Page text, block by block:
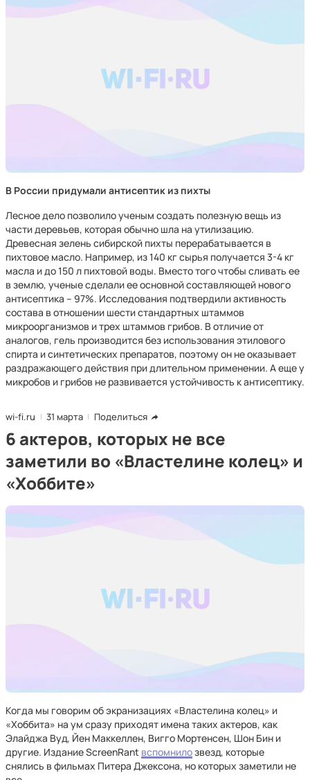
В России придумали антисептик из пихты
Лесное дело позволило ученым создать полезную вещь из
части деревьев, которая обычно шла на утилизацию.
Древесная зелень сибирской пихты перерабатывается в
пихтовое масло. Например, из 140 кг сырья получается 3-4 кг
масла и до 150 л пихтовой воды. Вместо того чтобы сливать ее
в землю, ученые сделали ее основной составляющей нового
антисептика – 97%. Исследования подтвердили активность
состава в отношении шести стандартных штаммов
микроорганизмов и трех штаммов грибов. В отличие от
аналогов, гель производится без использования этилового
спирта и синтетических препаратов, поэтому он не оказывает
раздражающего действия при длительном применении. А еще у
микробов и грибов не развивается устойчивость к антисептику.
wi-fi.ru 31 марта Поделиться
6 актеров, которых не все
заметили во «Властелине колец» и
«Хоббите»
Когда мы говорим об экранизациях «Властелина колец» и
«Хоббита» на ум сразу приходят имена таких актеров, как
Элайджа Вуд, Йен Маккеллен, Вигго Мортенсен, Шон Бин и
другие. Издание ScreenRant вспомнилозвезд, которые
снялись в фильмах Питера Джексона, но которых заметили не